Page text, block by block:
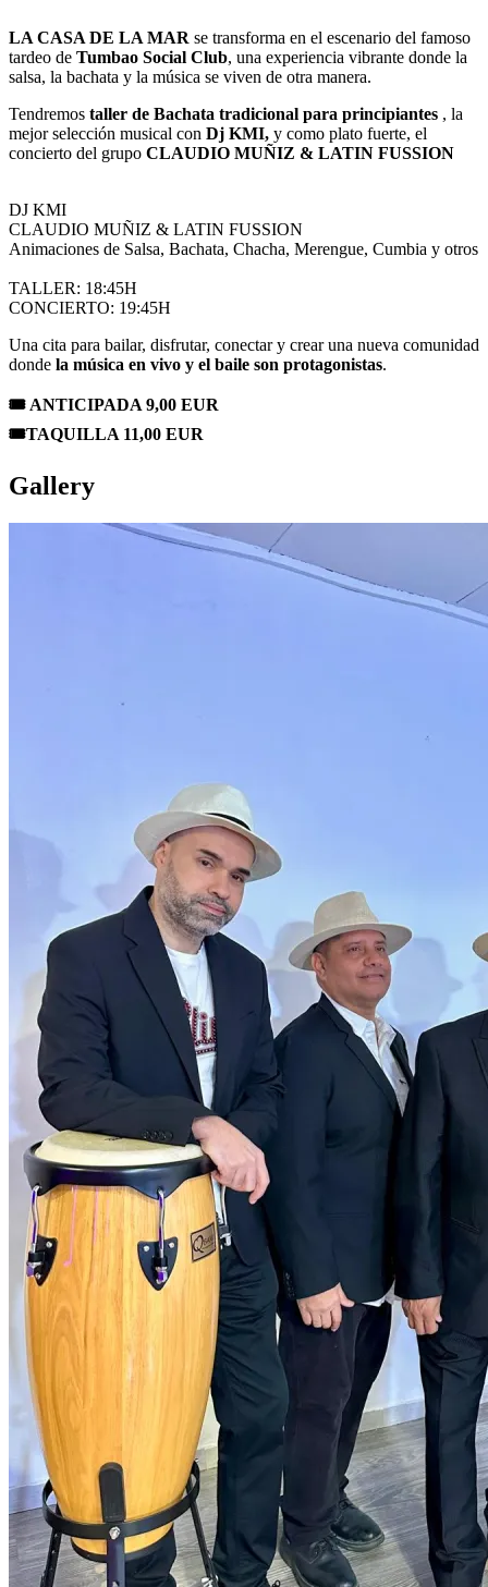
LA CASA DE LA MAR se transforma en el escenario del famoso
tardeo de Tumbao Social Club, una experiencia vibrante donde la
salsa, la bachata y la música se viven de otra manera.
Tendremos taller de Bachata tradicional para principiantes , la
mejor selección musical con Dj KMI, y como plato fuerte, el
concierto del grupo CLAUDIO MUÑIZ & LATIN FUSSION
DJ KMI
CLAUDIO MUÑIZ & LATIN FUSSION
Animaciones de Salsa, Bachata, Chacha, Merengue, Cumbia y otros
TALLER: 18:45H
CONCIERTO: 19:45H
Una cita para bailar, disfrutar, conectar y crear una nueva comunidad
donde la música en vivo y el baile son protagonistas.
🎟️ ANTICIPADA 9,00 EUR
🎟️TAQUILLA 11,00 EUR
Gallery